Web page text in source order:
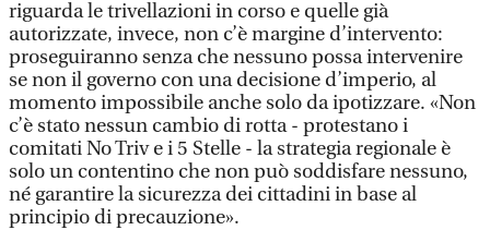
riguarda le trivellazioni in corso e quelle già
autorizzate, invece, non c’è margine d’intervento:
proseguiranno senza che nessuno possa intervenire
se non il governo con una decisione d’imperio, al
momento impossibile anche solo da ipotizzare. «Non
c’è stato nessun cambio di rotta - protestano i
comitati No Triv e i 5 Stelle - la strategia regionale è
solo un contentino che non può soddisfare nessuno,
né garantire la sicurezza dei cittadini in base al
principio di precauzione».